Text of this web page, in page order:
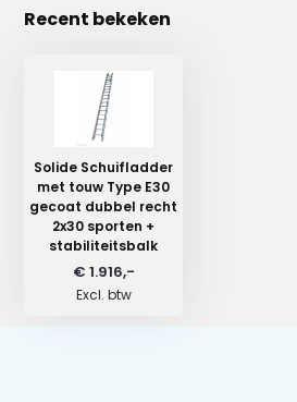
Recent bekeken
Solide Schuifladder
met touw Type E30
gecoat dubbel recht
2x30 sporten +
stabiliteitsbalk
€ 1.916,-
Excl. btw